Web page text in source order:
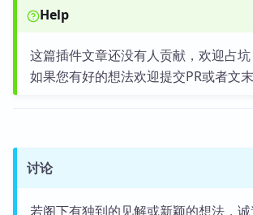
Help
这篇插件文章还没有人贡献，欢迎占坑
如果您有好的想法欢迎提交PR或者文末
讨论
若阁下有独到的见解或新颖的想法，